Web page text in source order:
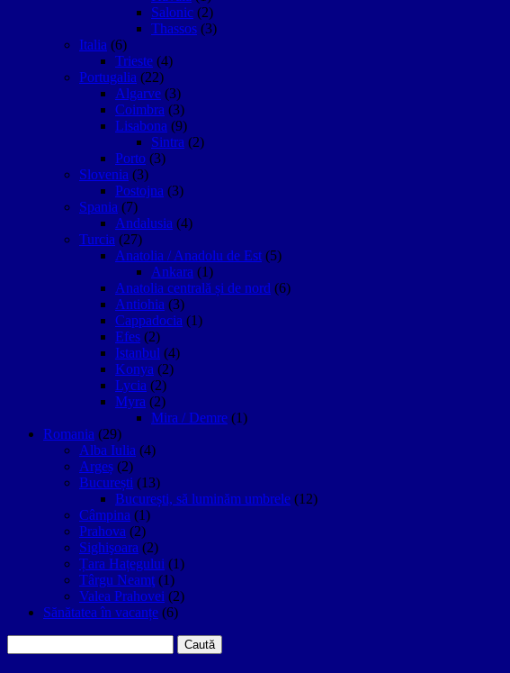
Salonic (2)
Thassos (3)
Italia (6)
Trieste (4)
Portugalia (22)
Algarve (3)
Coimbra (3)
Lisabona (9)
Sintra (2)
Porto (3)
Slovenia (3)
Postojna (3)
Spania (7)
Andalusia (4)
Turcia (27)
Anatolia / Anadolu de Est (5)
Ankara (1)
Anatolia centrală și de nord (6)
Antiohia (3)
Cappadocia (1)
Efes (2)
Istanbul (4)
Konya (2)
Lycia (2)
Myra (2)
Mira / Demre (1)
Romania (29)
Alba Iulia (4)
Argeș (2)
București (13)
București, să luminăm umbrele (12)
Câmpina (1)
Prahova (2)
Sighişoara (2)
Țara Hațegului (1)
Târgu Neamţ (1)
Valea Prahovei (2)
Sănătatea în vacanțe (6)
după: